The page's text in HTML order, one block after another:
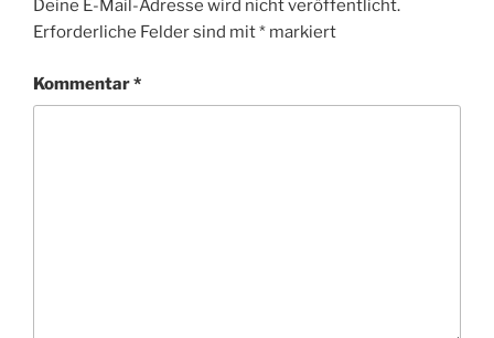
Deine E-Mail-Adresse wird nicht veröffentlicht.
Erforderliche Felder sind mit* markiert
Kommentar*